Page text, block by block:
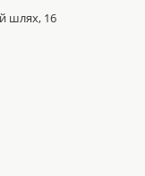
шлях, 16